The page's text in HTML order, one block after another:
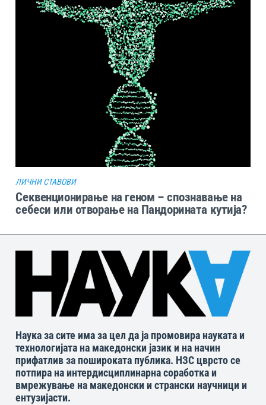
ЛИЧНИ СТАВОВИ
Секвенционирање на геном – спознавање на
себеси или отворање на Пандорината кутија?
Наука за сите има за цел да ја промовира науката и
технологијата на македонски јазик и на начин
прифатлив за пошироката публика. НЗС цврсто се
потпира на интердисциплинарна соработка и
вмрежување на македонски и странски научници и
ентузијасти.